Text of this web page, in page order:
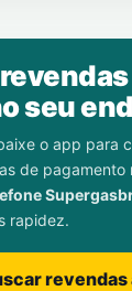
seu
o app para
de pagamento
rapidez.
revendas